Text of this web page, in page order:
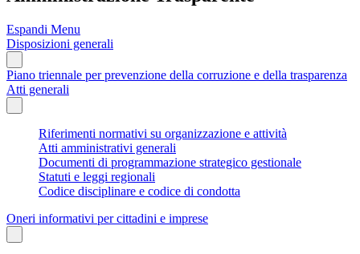
Espandi Menu
Disposizioni generali
Piano triennale per prevenzione della corruzione e della trasparenza
Atti generali
Riferimenti normativi su organizzazione e attività
Atti amministrativi generali
Documenti di programmazione strategico gestionale
Statuti e leggi regionali
Codice disciplinare e codice di condotta
Oneri informativi per cittadini e imprese